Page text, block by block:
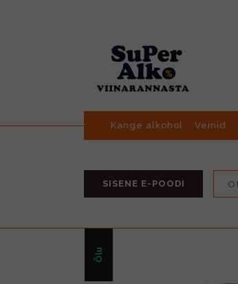
Kange alkohol Veinid
SISENE E-POODI
Õlu